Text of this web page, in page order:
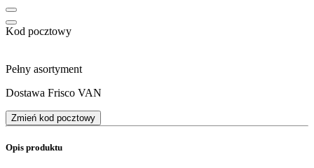
Kod pocztowy
Pełny asortyment
Dostawa Frisco VAN
Zmień kod pocztowy
Opis produktu